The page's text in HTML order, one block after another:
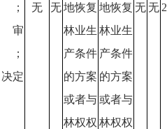
审
定
无 无地恢复
林业生
产条件
的方案
或者与
林权权
地恢复
林业生
产条件
的方案
或者与
林权权
无无